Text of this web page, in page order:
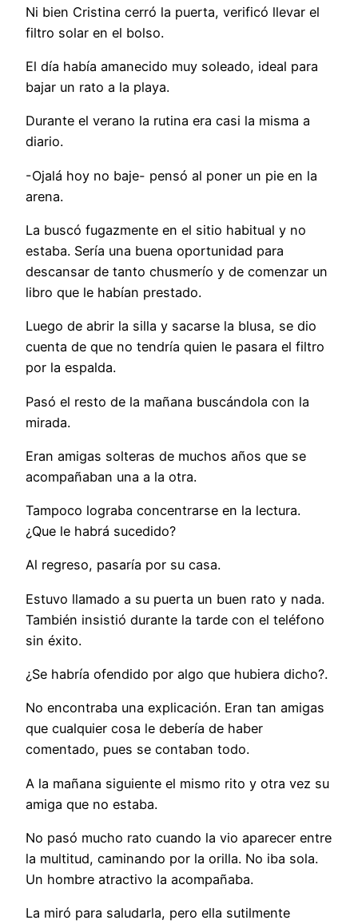
Ni bien Cristina cerró la puerta, verificó llevar el
filtro solar en el bolso.
El día había amanecido muy soleado, ideal para
bajar un rato a la playa.
Durante el verano la rutina era casi la misma a
diario.
-Ojalá hoy no baje- pensó al poner un pie en la
arena.
La buscó fugazmente en el sitio habitual y no
estaba. Sería una buena oportunidad para
descansar de tanto chusmerío y de comenzar un
libro que le habían prestado.
Luego de abrir la silla y sacarse la blusa, se dio
cuenta de que no tendría quien le pasara el filtro
por la espalda.
Pasó el resto de la mañana buscándola con la
mirada.
Eran amigas solteras de muchos años que se
acompañaban una a la otra.
Tampoco lograba concentrarse en la lectura.
¿Que le habrá sucedido?
Al regreso, pasaría por su casa.
Estuvo llamado a su puerta un buen rato y nada.
También insistió durante la tarde con el teléfono
sin éxito.
¿Se habría ofendido por algo que hubiera dicho?.
No encontraba una explicación. Eran tan amigas
que cualquier cosa le debería de haber
comentado, pues se contaban todo.
A la mañana siguiente el mismo rito y otra vez su
amiga que no estaba.
No pasó mucho rato cuando la vio aparecer entre
la multitud, caminando por la orilla. No iba sola.
Un hombre atractivo la acompañaba.
La miró para saludarla, pero ella sutilmente